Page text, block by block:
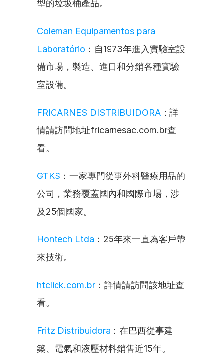
型的垃圾桶產品。
Coleman Equipamentos para
Laboratório ：自1973年進入實驗室設
備市場，製造、進口和分銷各種實驗
室設備。
FRICARNES DISTRIBUIDORA ：詳
情請訪問地址fricarnesac.com.br查
看。
GTKS ：一家專門從事外科醫療用品的
公司，業務覆蓋國內和國際市場，涉
及25個國家。
Hontech Ltda ：25年來一直為客戶帶
來技術。
htclick.com.br ：詳情請訪問該地址查
看。
Fritz Distribuidora ：在巴西從事建
築、電氣和液壓材料銷售近15年。